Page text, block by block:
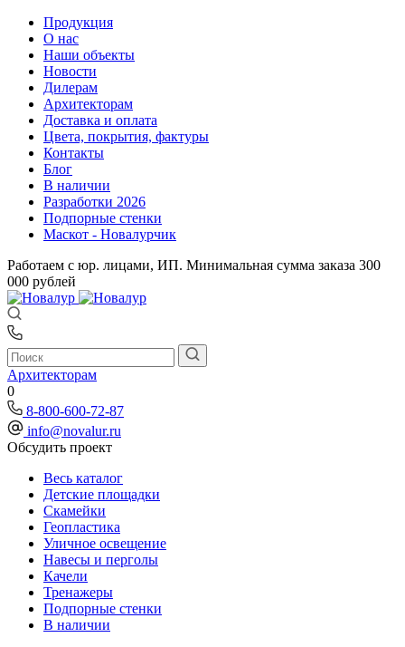
Продукция
О нас
Наши объекты
Новости
Дилерам
Архитекторам
Доставка и оплата
Цвета, покрытия, фактуры
Контакты
Блог
В наличии
Разработки 2026
Подпорные стенки
Маскот - Новалурчик
Работаем с юр. лицами, ИП. Минимальная сумма заказа 300
000 рублей
Архитекторам
0
8-800-600-72-87
info@novalur.ru
Обсудить проект
Весь каталог
Детские площадки
Скамейки
Геопластика
Уличное освещение
Навесы и перголы
Качели
Тренажеры
Подпорные стенки
В наличии